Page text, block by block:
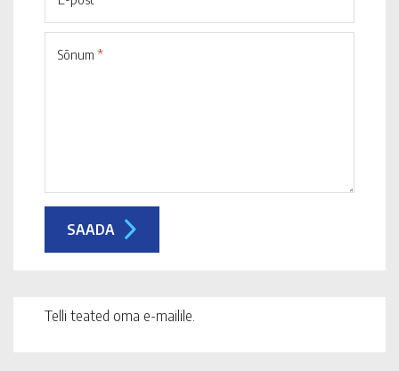
Sõnum *
Telli teated oma e-mailile.